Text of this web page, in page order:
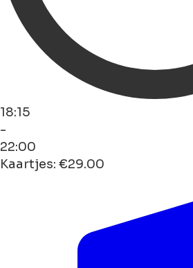
18:15
-
22:00
Kaartjes: €29.00